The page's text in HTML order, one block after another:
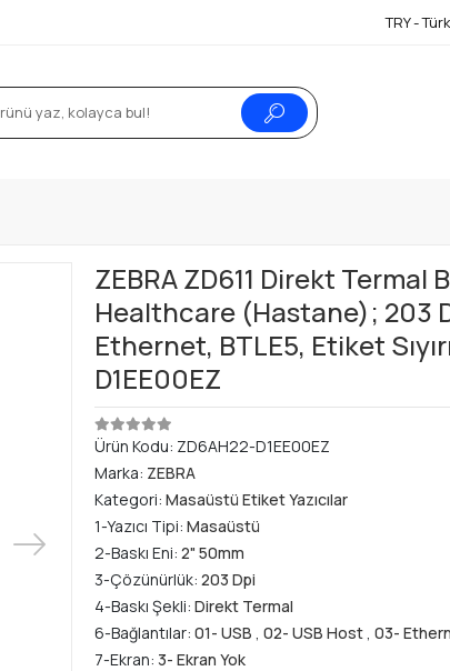
TRY -
ZEBRA ZD611 Direkt Termal
Healthcare (Hastane); 203
Ethernet, BTLE5, Etiket
D1EE00EZ
Ürün Kodu: ZD6AH22-D1EE00EZ
Marka: ZEBRA
Kategori: Masaüstü Etiket Yazıcılar
1-Yazıcı Tipi: Masaüstü
2-Baskı Eni: 2" 50mm
3-Çözünürlük: 203 Dpi
4-Baskı Şekli: Direkt Termal
6-Bağlantılar: 01- USB , 02- USB Host, 03-
7-Ekran: 3- Ekran Yok